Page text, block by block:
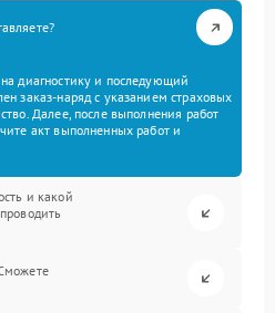
диагностику и последующий
заказ-наряд с указанием страховых
Далее, после выполнения работ
акт выполненных работ и
и какой